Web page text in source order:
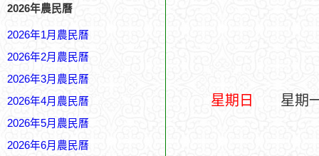
2026年農民曆
2026年1月農民曆
2026年2月農民曆
2026年3月農民曆
2026年4月農民曆
2026年5月農民曆
2026年6月農民曆
星期日 星期